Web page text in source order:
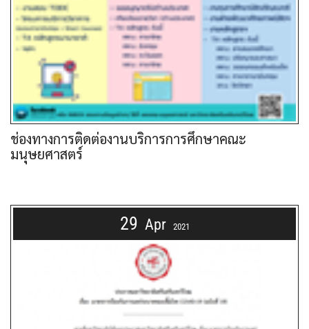
ช่องทางการติดต่องานบริการการศึกษาคณะ
มนุษยศาสตร์
29 Apr 2021